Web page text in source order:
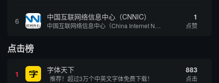
6 中国互联网络信息中心（CNNIC） 1
点赞
点击榜
1 字体天下
推荐！超过3万个中英文字体免费下载！
883
点击